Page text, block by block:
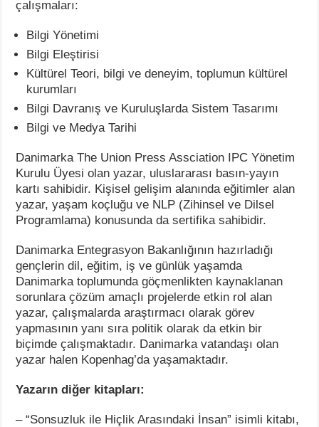
çalışmaları:
Bilgi Yönetimi
Bilgi Eleştirisi
Kültürel Teori, bilgi ve deneyim, toplumun kültürel
kurumları
Bilgi Davranış ve Kuruluşlarda Sistem Tasarımı
Bilgi ve Medya Tarihi
Danimarka The Union Press Assciation IPC Yönetim
Kurulu Üyesi olan yazar, uluslararası basın-yayın
kartı sahibidir. Kişisel gelişim alanında eğitimler alan
yazar, yaşam koçluğu ve NLP (Zihinsel ve Dilsel
Programlama) konusunda da sertifika sahibidir.
Danimarka Entegrasyon Bakanlığının hazırladığı
gençlerin dil, eğitim, iş ve günlük yaşamda
Danimarka toplumunda göçmenlikten kaynaklanan
sorunlara çözüm amaçlı projelerde etkin rol alan
yazar, çalışmalarda araştırmacı olarak görev
yapmasının yanı sıra politik olarak da etkin bir
biçimde çalışmaktadır. Danimarka vatandaşı olan
yazar halen Kopenhag’da yaşamaktadır.
Yazarın diğer kitapları:
– “Sonsuzluk ile Hiçlik Arasındaki İnsan” isimli kitabı,